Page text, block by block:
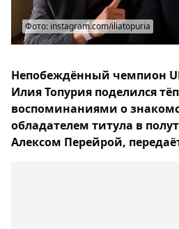
Фото: instagram.com/iliatopuria
Непобеждённый чемпион
Илия Топурия поделился
воспоминаниями о
обладателем титула в
Алексом Перейрой,